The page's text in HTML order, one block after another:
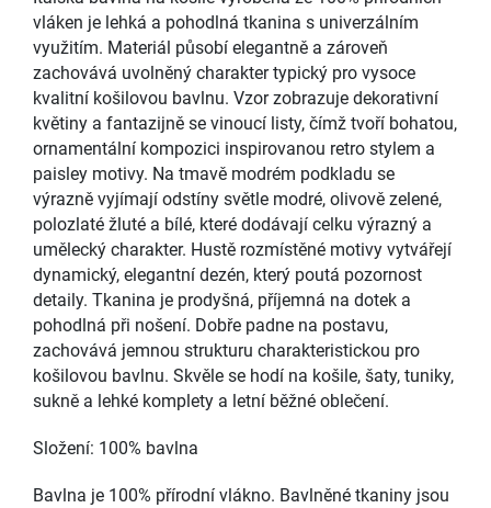
vláken je lehká a pohodlná tkanina s univerzálním
využitím. Materiál působí elegantně a zároveň
zachovává uvolněný charakter typický pro vysoce
kvalitní košilovou bavlnu. Vzor zobrazuje dekorativní
květiny a fantazijně se vinoucí listy, čímž tvoří bohatou,
ornamentální kompozici inspirovanou retro stylem a
paisley motivy. Na tmavě modrém podkladu se
výrazně vyjímají odstíny světle modré, olivově zelené,
polozlaté žluté a bílé, které dodávají celku výrazný a
umělecký charakter. Hustě rozmístěné motivy vytvářejí
dynamický, elegantní dezén, který poutá pozornost
detaily. Tkanina je prodyšná, příjemná na dotek a
pohodlná při nošení. Dobře padne na postavu,
zachovává jemnou strukturu charakteristickou pro
košilovou bavlnu. Skvěle se hodí na košile, šaty, tuniky,
sukně a lehké komplety a letní běžné oblečení.
Složení: 100% bavlna
Bavlna je 100% přírodní vlákno. Bavlněné tkaniny jsou